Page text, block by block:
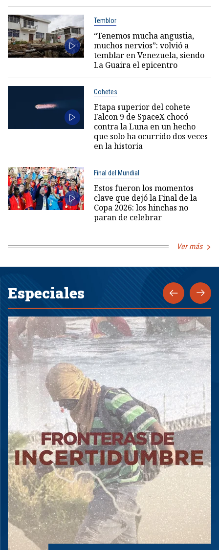
Temblor
“Tenemos mucha angustia,
muchos nervios”: volvió a
temblar en Venezuela, siendo
La Guaira el epicentro
Cohetes
Etapa superior del cohete
Falcon 9 de SpaceX chocó
contra la Luna en un hecho
que solo ha ocurrido dos veces
en la historia
Final del Mundial
Estos fueron los momentos
clave que dejó la Final de la
Copa 2026: los hinchas no
paran de celebrar
Ver más
Especiales